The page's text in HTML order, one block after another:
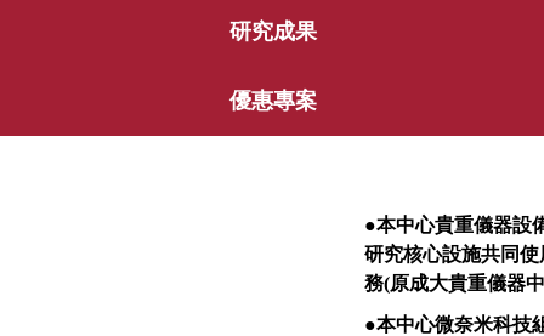
研究成果
優惠專案
●本中心貴重儀器設
研究核心設施共同
務(原成大貴重儀器
●本中心微奈米科技